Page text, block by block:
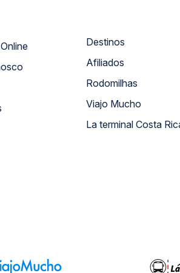
Atendimento Online
Destinos
Afiliados
Rodomilhas
Viajo Mucho
La terminal